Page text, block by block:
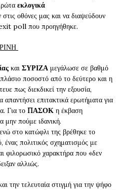
εκλογικά
οθόνες μας και να διαψεύδουν
poll που προηγήθηκε.
και ΣΥΡΙΖΑ μεγάλωσε σε βαθμό
ποσοστό από το δεύτερο και η
πως διεκδικεί την εξουσία,
απαντήσει επιτακτικά ερωτήματα για
Για το ΠΑΣΟΚ η έκβαση
μην πούμε ιδανική.
στο κατώφλι της βρέθηκε το
πολιτικός σχηματισμός με
φιλορωσικό χαρακτήρα που «δεν
αλλιώς.
την τελευταία στιγμή για την ψήφο